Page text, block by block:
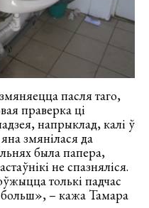
пасля таго,
праверка ці
напрыклад, калі ў
змянілася да
была папера,
не спазняліся.
толькі падчас
– кажа Тамара